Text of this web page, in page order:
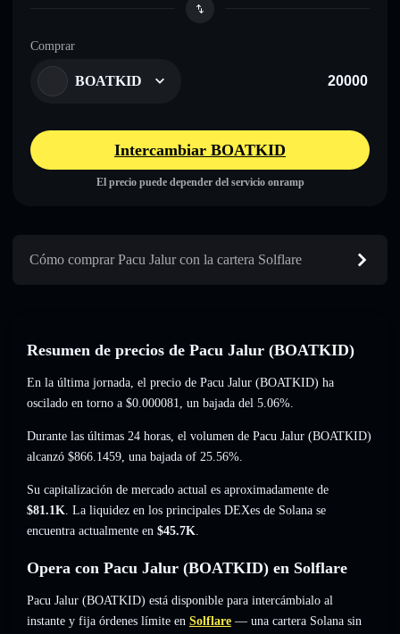
Comprar
BOATKID
Intercambiar BOATKID
El precio puede depender del servicio onramp
Cómo comprar Pacu Jalur con la cartera Solflare
Resumen de precios de Pacu Jalur (BOATKID)
En la última jornada, el precio de Pacu Jalur (BOATKID) ha
oscilado en torno a $0.000081, un bajada del 5.06%.
Durante las últimas 24 horas, el volumen de Pacu Jalur (BOATKID)
alcanzó $866.1459, una bajada of 25.56%.
Su capitalización de mercado actual es aproximadamente de
$81.1K. La liquidez en los principales DEXes de Solana se
encuentra actualmente en $45.7K.
Opera con Pacu Jalur (BOATKID) en Solflare
Pacu Jalur (BOATKID) está disponible para intercámbialo al
instante y fija órdenes límite en Solflare — una cartera Solana sin